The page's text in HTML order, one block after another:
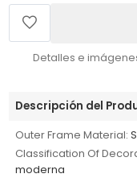
Detalles e
Descripción del
Outer Frame Material:
Classification Of
moderna